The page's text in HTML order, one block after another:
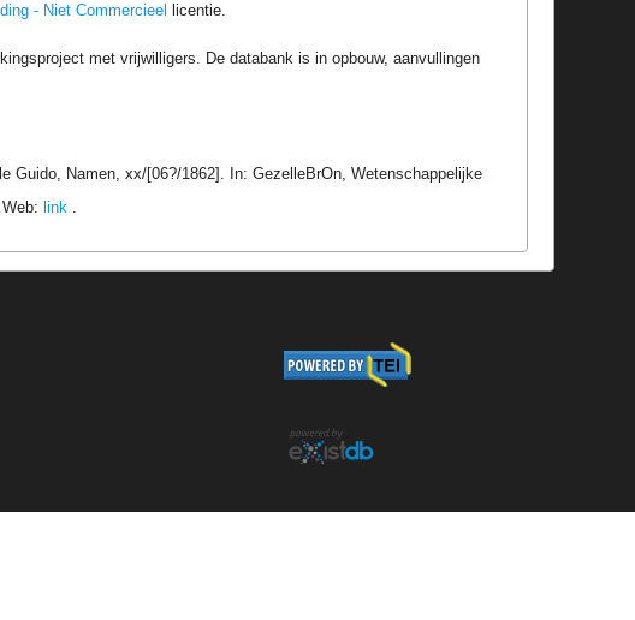
- Niet Commercieel licentie.
met vrijwilligers. De databank is in opbouw, aanvullingen
Guido, Namen, xx/[06?/1862]. In: GezelleBrOn, Wetenschappelijke
link .